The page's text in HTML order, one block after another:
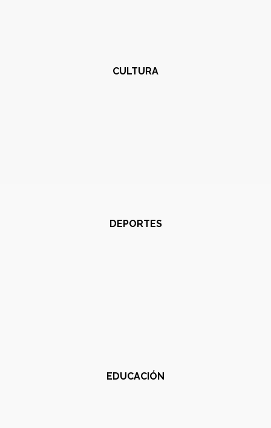
CULTURA
DEPORTES
EDUCACIÓN